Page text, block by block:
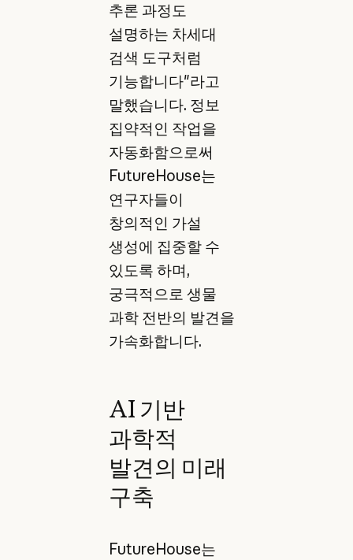
추론 과정도
설명하는 차세대
검색 도구처럼
기능합니다"라고
말했습니다. 정보
집약적인 작업을
자동화함으로써
FutureHouse는
연구자들이
창의적인 가설
생성에 집중할 수
있도록 하며,
궁극적으로 생물
과학 전반의 발견을
가속화합니다.
AI 기반
과학적
발견의 미래
구축
FutureHouse는